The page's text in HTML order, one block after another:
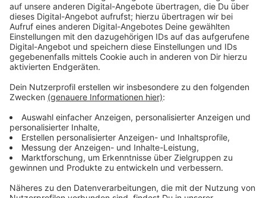
vergriffen.
DieCineplex-Kinoreiheveranstaltet in diversen
ihrer Kinos ebenfalls eine"Super Bowl"-Party, los
gehts meistens ab 23:15 Uhr.
Selbiges gilt für ausgewählte
In manchen Regionen von Nordrhein-Westfalen sind
Stand jetzt keine größeren Parties geplant, das gilt
zum Beispiel für die Region rund um Kleve und Goch,
aber auch in der größten Stadt im Sauerland - Iserlohn
- findet keine großes Rudelgucken aktuell statt.
Anzeige